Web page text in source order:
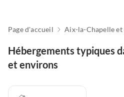
Page d'accueil Aix-la-Chapelle et
Hébergements typiques
et environs